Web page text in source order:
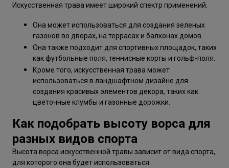
Искусственная трава имеет широкий спектр применений.
Она может использоваться для создания зеленых
газонов во дворах, на террасах и балконах домов.
Она также подходит для спортивных площадок, таких
как футбольные поля, теннисные корты и гольф-поля.
Кроме того, искусственная трава может
использоваться в ландшафтном дизайне для
создания красивых элементов декора, таких как
цветочные клумбы и газонные дорожки.
Как подобрать высоту ворса для
разных видов спорта
Высота ворса искусственной травы зависит от вида спорта,
для которого она будет использоваться.